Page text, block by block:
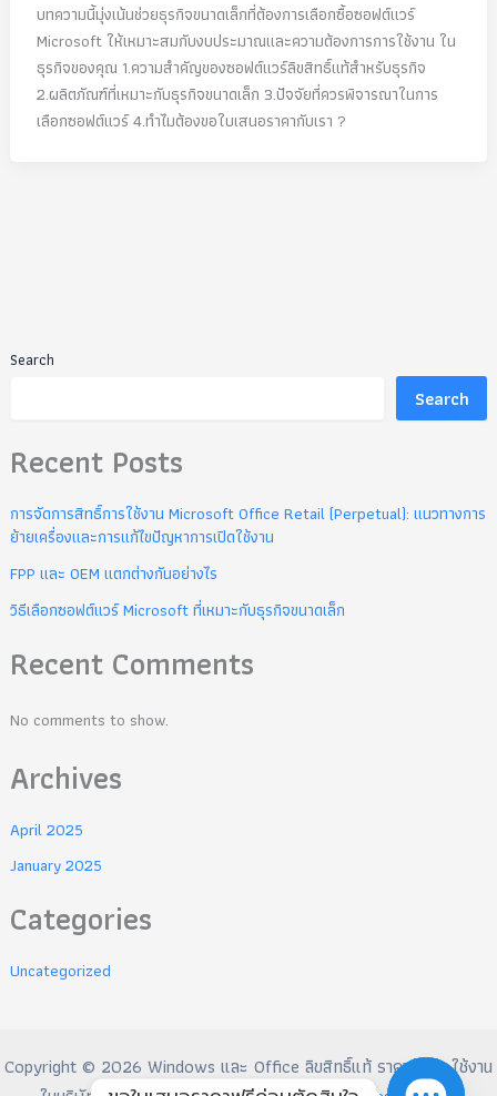
Search
Search
Recent Posts
การจัดการสิทธิ์การใช้งาน Microsoft Office Retail (Perpetual): แนวทางการ
ย้ายเครื่องและการแก้ไขปัญหาการเปิดใช้งาน
FPP และ OEM แตกต่างกันอย่างไร
วิธีเลือกซอฟต์แวร์ Microsoft ที่เหมาะกับธุรกิจขนาดเล็ก
Recent Comments
No comments to show.
Archives
April 2025
January 2025
Categories
Uncategorized
บทความนี้มุ่งเน้นช่วยธุรกิจขนาดเล็กที่ต้องการเลือกซื้อซอฟต์แวร์
Microsoft ให้เหมาะสมกับงบประมาณและความต้องการการใช้งาน ใน
ธุรกิจของคุณ 1.ความสำคัญของซอฟต์แวร์ลิขสิทธิ์แท้สำหรับธุรกิจ
2.ผลิตภัณฑ์ที่เหมาะกับธุรกิจขนาดเล็ก 3.ปัจจัยที่ควรพิจารณาในการ
เลือกซอฟต์แวร์ 4.ทำไมต้องขอใบเสนอราคากับเรา ?
Copyright © 2026 Windows และ Office ลิขสิทธิ์แท้ ราคาคุ้มค่า ใช้งาน